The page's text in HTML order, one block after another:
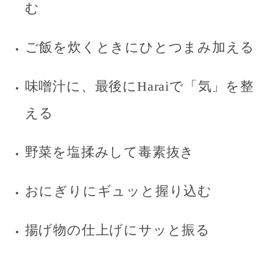
む
ご飯を炊くときにひとつまみ加える
味噌汁に、最後にHaraiで「気」を整
える
野菜を塩揉みして毒素抜き
おにぎりにギュッと握り込む
揚げ物の仕上げにサッと振る